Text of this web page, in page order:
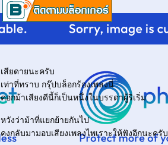
เสียดายนะครับ
เท่าที่ทราบ กรุ๊ปบล็อกร้องเพลงนี่
คอกม้าเสียงดีนี้ก็เป็นหนึ่งในบรรดาผู้ริเริ่ม
หวังว่าม้าที่แยกย้ายกันไป
คงกลับมามอบเสียงเพลงไพเราะให้ฟังอีกนะครับ